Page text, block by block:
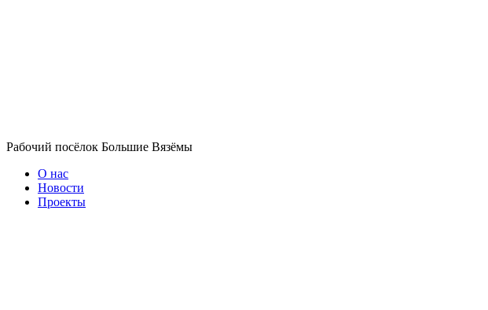
Рабочий посёлок Большие Вязёмы
О нас
Новости
Проекты